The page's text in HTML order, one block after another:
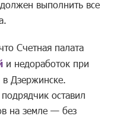
выполнить все
Счетная палата
и недоработок при
в Дзержинске.
оставил
на земле — без